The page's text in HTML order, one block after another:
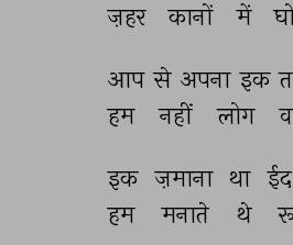
ज़हर
कानों में
आप से अपना इक
हम
नहीं लोग
इक ज़माना था ईद
हम
मनाते थे